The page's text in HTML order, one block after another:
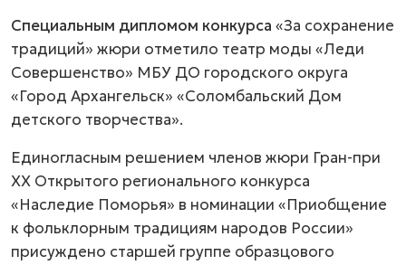
Специальным дипломом конкурса «За сохранение
традиций» жюри отметило театр моды «Леди
Совершенство» МБУ ДО городского округа
«Город Архангельск» «Соломбальский Дом
детского творчества».
Единогласным решением членов жюри Гран-при
XX Открытого регионального конкурса
«Наследие Поморья» в номинации «Приобщение
к фольклорным традициям народов России»
присуждено старшей группе образцового